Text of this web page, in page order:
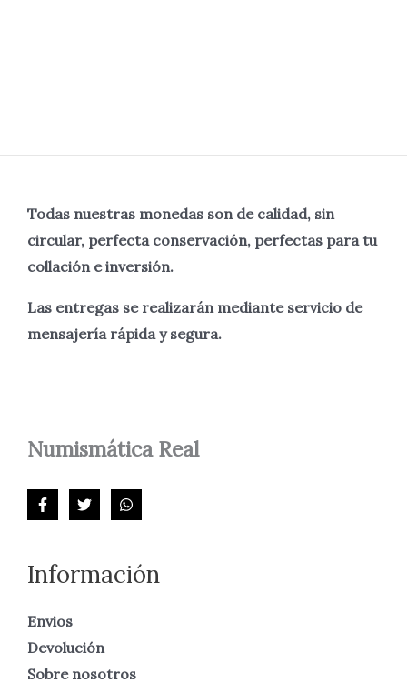
Todas nuestras monedas son de calidad, sin
circular, perfecta conservación, perfectas para tu
collación e inversión.
Las entregas se realizarán mediante servicio de
mensajería rápida y segura.
NumismáticaReal
Información
Envios
Devolución
Sobre nosotros